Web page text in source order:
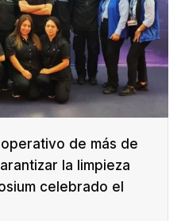
de más de
la limpieza
celebrado el